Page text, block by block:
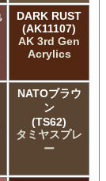
DARK RUST
(AK11107)
AK 3rd Gen
Acrylics
NATOブラウ
ン
(TS62)
タミヤスプレ
ー